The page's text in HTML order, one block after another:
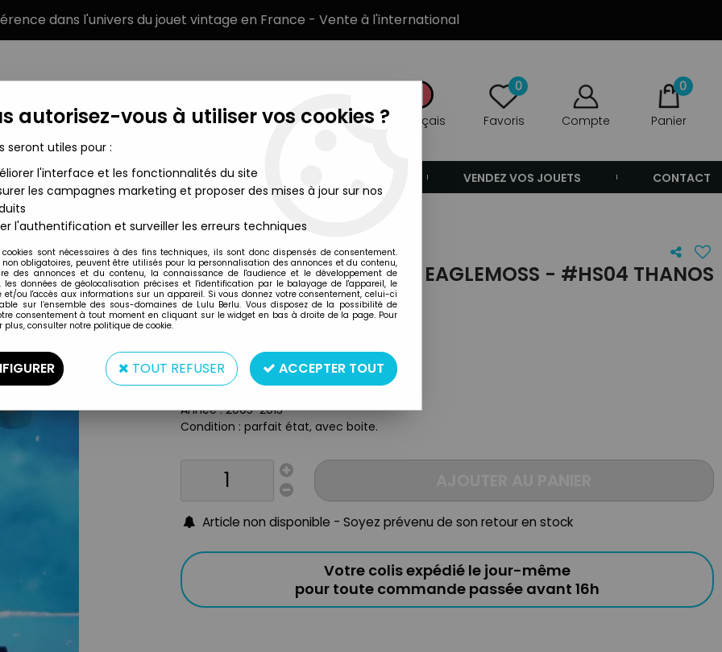
dans l'univers du jouet vintage en France - Vente à l'international
Français
0
Favoris Compte
0
Panier
MARQUES TYPE DE PRODUIT VENDEZ VOS JOUETS CONTACT
Eaglemoss
MARVEL SUPER HEROES - EAGLEMOSS - #HS04 THANOS
AR0003072
Matière : métal peint
Taille : environ 9cm
Année : 2005-2013
Condition : parfait état, avec boite.
Article non disponible - Soyez prévenu de son retour en stock
Votre colis expédié le jour-même
pour toute commande passée avant 16h
autorisez-vous à utiliser vos cookies ?
seront utiles pour :
l'interface et les fonctionnalités du site
les campagnes marketing et proposer des mises à jour sur nos
l'authentification et surveiller les erreurs techniques
cookies sont nécessaires à des fins techniques, ils sont donc dispensés de consentement.
non obligatoires, peuvent être utilisés pour la personnalisation des annonces et du contenu,
des annonces et du contenu, la connaissance de l'audience et le développement de
les données de géolocalisation précises et l'identification par le balayage de l'appareil, le
et/ou l'accès aux informations sur un appareil. Si vous donnez votre consentement, celui-ci
sur l’ensemble des sous-domaines de Lulu Berlu. Vous disposez de la possibilité de
consentement à tout moment en cliquant sur le widget en bas à droite de la page. Pour
plus, consulter notre politique de cookie.
TOUT REFUSER ACCEPTER TOUT